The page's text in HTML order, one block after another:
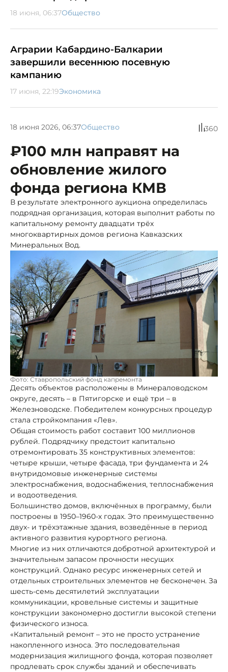
18 июня, 06:37Общество
Аграрии Кабардино-Балкарии
завершили весеннюю посевную
кампанию
17 июня, 22:19Экономика
18 июня 2026, 06:37Общество 360
₽100 млн направят на
обновление жилого
фонда региона КМВ
В результате электронного аукциона определилась
подрядная организация, которая выполнит работы по
капитальному ремонту двадцати трёх
многоквартирных домов региона Кавказских
Минеральных Вод.
Фото: Ставропольский фонд капремонта
Десять объектов расположены в Минераловодском
округе, десять – в Пятигорске и ещё три – в
Железноводске. Победителем конкурсных процедур
стала стройкомпания «Лев».
Общая стоимость работ составит 100 миллионов
рублей. Подрядчику предстоит капитально
отремонтировать 35 конструктивных элементов:
четыре крыши, четыре фасада, три фундамента и 24
внутридомовые инженерные системы
электроснабжения, водоснабжения, теплоснабжения
и водоотведения.
Большинство домов, включённых в программу, были
построены в 1950–1960-х годах. Это преимущественно
двух- и трёхэтажные здания, возведённые в период
активного развития курортного региона.
Многие из них отличаются добротной архитектурой и
значительным запасом прочности несущих
конструкций. Однако ресурс инженерных сетей и
отдельных строительных элементов не бесконечен. За
шесть-семь десятилетий эксплуатации
коммуникации, кровельные системы и защитные
конструкции закономерно достигли высокой степени
физического износа.
«Капитальный ремонт – это не просто устранение
накопленного износа. Это последовательная
модернизация жилищного фонда, которая позволяет
продлевать срок службы зданий и обеспечивать